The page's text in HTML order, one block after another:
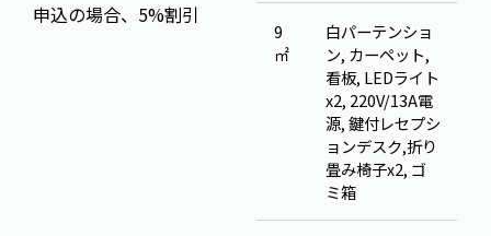
申込の場合、5%割引
9
㎡
白パーテンショ
ン, カーペット,
看板, LEDライト
x2, 220V/13A電
源, 鍵付レセプシ
ョンデスク,折り
畳み椅子x2, ゴ
ミ箱